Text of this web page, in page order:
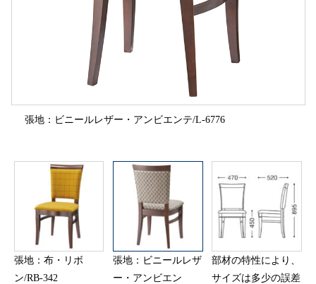
張地：ビニールレザー・アンビエンテ/L-6776
張地：布・リボ
ン/RB-342
張地：ビニールレザ
ー・アンビエン
部材の特性により、
サイズは多少の誤差